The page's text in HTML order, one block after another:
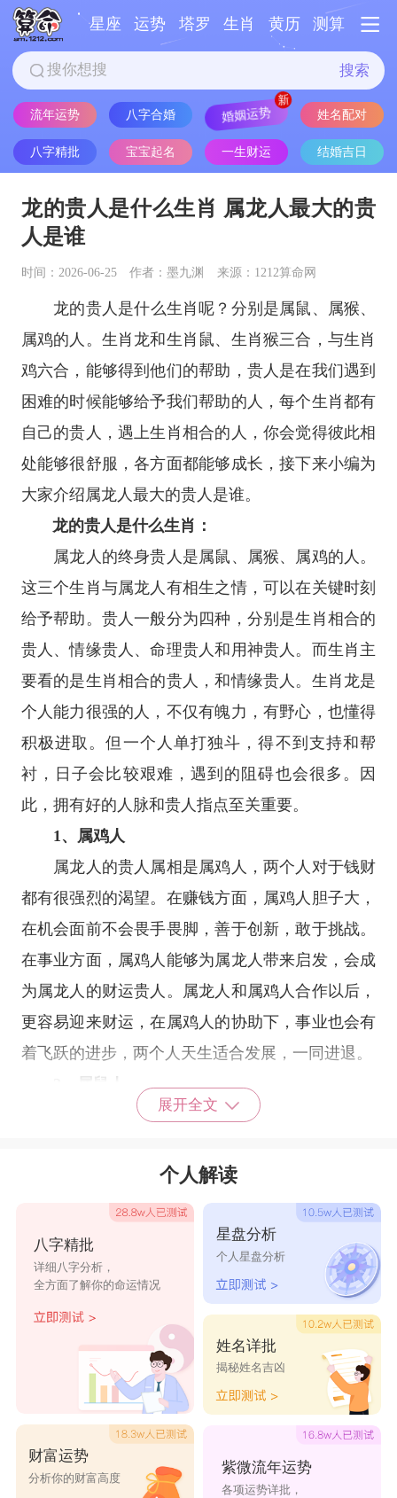
星座 运势 塔罗 生肖 黄历 测算
搜索
流年运势 八字合婚 婚姻运势 姓名配对
八字精批 宝宝起名 一生财运 结婚吉日
龙的贵人是什么生肖 属龙人最大的贵
人是谁
时间：2026-06-25 作者：墨九渊 来源：1212算命网
龙的贵人是什么生肖呢？分别是属鼠、属猴、
属鸡的人。生肖龙和生肖鼠、生肖猴三合，与生肖
鸡六合，能够得到他们的帮助，贵人是在我们遇到
困难的时候能够给予我们帮助的人，每个生肖都有
自己的贵人，遇上生肖相合的人，你会觉得彼此相
处能够很舒服，各方面都能够成长，接下来小编为
大家介绍属龙人最大的贵人是谁。
龙的贵人是什么生肖：
属龙人的终身贵人是属鼠、属猴、属鸡的人。
这三个生肖与属龙人有相生之情，可以在关键时刻
给予帮助。贵人一般分为四种，分别是生肖相合的
贵人、情缘贵人、命理贵人和用神贵人。而生肖主
要看的是生肖相合的贵人，和情缘贵人。生肖龙是
个人能力很强的人，不仅有魄力，有野心，也懂得
积极进取。但一个人单打独斗，得不到支持和帮
衬，日子会比较艰难，遇到的阻碍也会很多。因
此，拥有好的人脉和贵人指点至关重要。
1、属鸡人
属龙人的贵人属相是属鸡人，两个人对于钱财
都有很强烈的渴望。在赚钱方面，属鸡人胆子大，
在机会面前不会畏手畏脚，善于创新，敢于挑战。
在事业方面，属鸡人能够为属龙人带来启发，会成
为属龙人的财运贵人。属龙人和属鸡人合作以后，
更容易迎来财运，在属鸡人的协助下，事业也会有
着飞跃的进步，两个人天生适合发展，一同进退。
属龙人的贵人属相会是属鼠人，无论在事业生
的一对，属龙人在工作或是创业期间遇到属鼠人，
可以得到对方的助力。属鼠人心思细腻，为人勤
恳，在工作中会尽职尽责的做到最好，处理琐碎事
物时更是得心应手，不会让属人感到烦心。属鼠人
在细节方面面的把控会不知不觉影响到属龙人。让
他们在事业、生活中得到益处，可谓是锦上添花。
3、属猴人
属龙人的三合贵人是属猴人，属猴人即使幽
默，富有大智慧，都会让属龙人特别的钦佩。虽然
属龙人在事业上有野心，也积极主动，但是过于在
乎得到，不懂得维系人际关系，容易受到打击，产
展开全文
个人解读
八字精批
详细八字分析，
全方面了解你的命运情况
财富运势
分析你的财富高度
星盘分析
个人星盘分析
姓名详批
揭秘姓名吉凶
紫微流年运势
各项运势详批，